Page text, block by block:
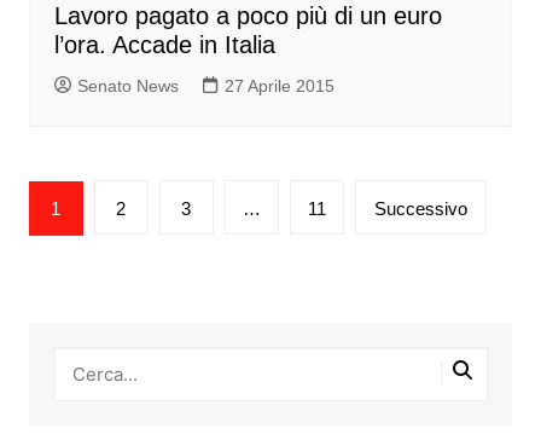
Lavoro pagato a poco più di un euro
l’ora. Accade in Italia
Senato News 27 Aprile 2015
Paginazione
degli
1 2 3 … 11 Successivo